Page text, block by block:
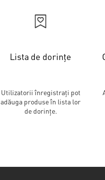
Lista de dorințe
Utilizatorii înregistrați pot
adăuga produse în lista lor
de dorințe.